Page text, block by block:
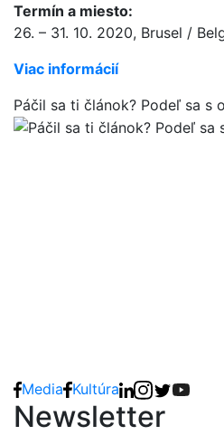
Termín a miesto:
26. – 31. 10. 2020, Brusel /
Viac informácií
Páčil sa ti článok? Podeľ sa s
Media Kultúra
Newsletter